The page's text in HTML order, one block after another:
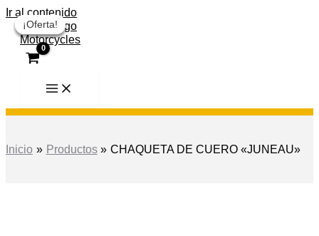
Ir al contenido
Inicio Productos CHAQUETA DE CUERO «JUNEAU»
¡Oferta!
¡Oferta!
¡Oferta!
¡Oferta!